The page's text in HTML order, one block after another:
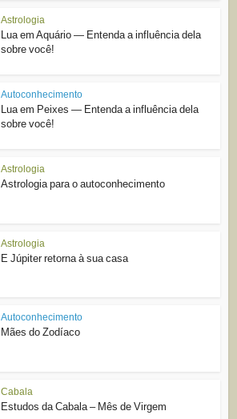
Astrologia
Lua em Aquário — Entenda a influência dela
sobre você!
Autoconhecimento
Lua em Peixes — Entenda a influência dela
sobre você!
Astrologia
Astrologia para o autoconhecimento
Astrologia
E Júpiter retorna à sua casa
Autoconhecimento
Mães do Zodíaco
Cabala
Estudos da Cabala – Mês de Virgem